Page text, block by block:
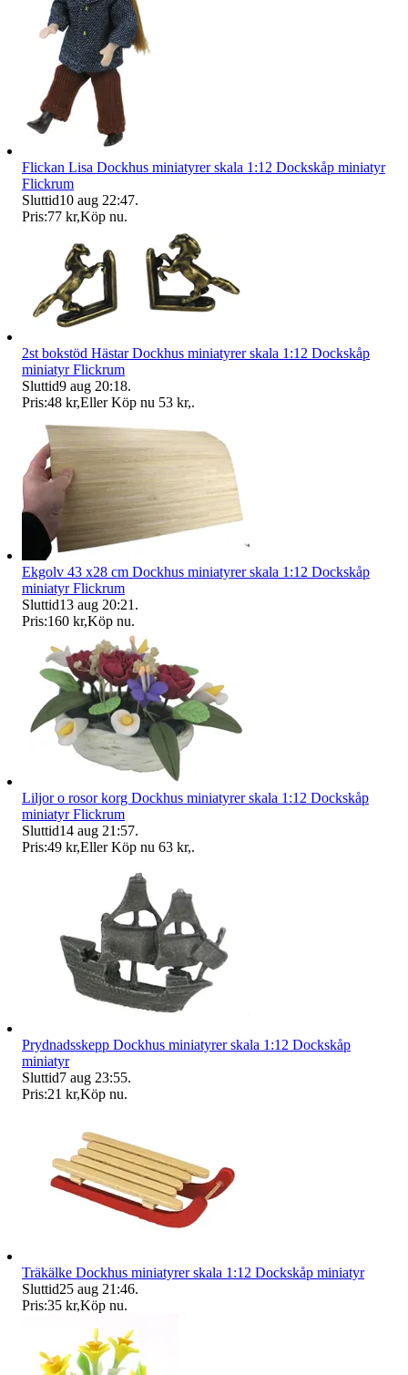
Flickan Lisa Dockhus miniatyrer skala 1:12 Dockskåp miniatyr
Flickrum
Sluttid10 aug 22:47.
Pris:77 kr,Köp nu.
2st bokstöd Hästar Dockhus miniatyrer skala 1:12 Dockskåp
miniatyr Flickrum
Sluttid9 aug 20:18.
Pris:48 kr,Eller Köp nu 53 kr,.
Ekgolv 43 x28 cm Dockhus miniatyrer skala 1:12 Dockskåp
miniatyr Flickrum
Sluttid13 aug 20:21 .
Pris:160 kr,Köp nu.
Liljor o rosor korg Dockhus miniatyrer skala 1:12 Dockskåp
miniatyr Flickrum
Sluttid14 aug 21:57.
Pris:49 kr,Eller Köp nu 63 kr,.
Prydnadsskepp Dockhus miniatyrer skala 1:12 Dockskåp
miniatyr
Sluttid7 aug 23:55.
Pris:21 kr,Köp nu.
Träkälke Dockhus miniatyrer skala 1:12 Dockskåp miniatyr
Sluttid25 aug 21:46.
Pris:35 kr,Köp nu.